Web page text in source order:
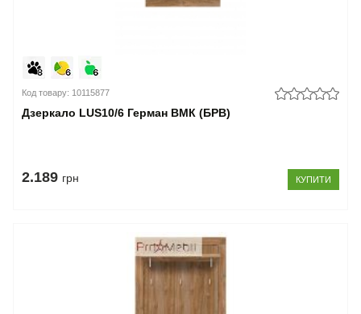
Код товару: 10115877
Дзеркало LUS10/6 Герман ВМК (БРВ)
2.189 грн КУПИТИ